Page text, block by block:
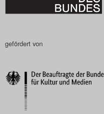
gefördert von